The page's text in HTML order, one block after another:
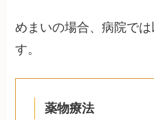
めまいの場合、病院で
す。
薬物療法